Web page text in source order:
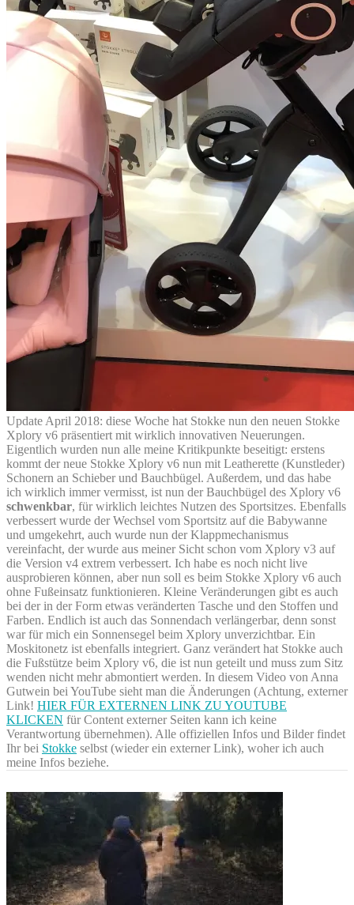
Update April 2018: diese Woche hat Stokke nun den neuen Stokke
Xplory v6 präsentiert mit wirklich innovativen Neuerungen.
Eigentlich wurden nun alle meine Kritikpunkte beseitigt: erstens
kommt der neue Stokke Xplory v6 nun mit Leatherette (Kunstleder)
Schonern an Schieber und Bauchbügel. Außerdem, und das habe
ich wirklich immer vermisst, ist nun der Bauchbügel des Xplory v6
schwenkbar, für wirklich leichtes Nutzen des Sportsitzes. Ebenfalls
verbessert wurde der Wechsel vom Sportsitz auf die Babywanne
und umgekehrt, auch wurde nun der Klappmechanismus
vereinfacht, der wurde aus meiner Sicht schon vom Xplory v3 auf
die Version v4 extrem verbessert. Ich habe es noch nicht live
ausprobieren können, aber nun soll es beim Stokke Xplory v6 auch
ohne Fußeinsatz funktionieren. Kleine Veränderungen gibt es auch
bei der in der Form etwas veränderten Tasche und den Stoffen und
Farben. Endlich ist auch das Sonnendach verlängerbar, denn sonst
war für mich ein Sonnensegel beim Xplory unverzichtbar. Ein
Moskitonetz ist ebenfalls integriert. Ganz verändert hat Stokke auch
die Fußstütze beim Xplory v6, die ist nun geteilt und muss zum Sitz
wenden nicht mehr abmontiert werden. In diesem Video von Anna
Gutwein bei YouTube sieht man die Änderungen (Achtung, externer
Link! HIER FÜR EXTERNEN LINK ZU YOUTUBE
KLICKEN für Content externer Seiten kann ich keine
Verantwortung übernehmen). Alle offiziellen Infos und Bilder findet
Ihr bei Stokke selbst (wieder ein externer Link), woher ich auch
meine Infos beziehe.